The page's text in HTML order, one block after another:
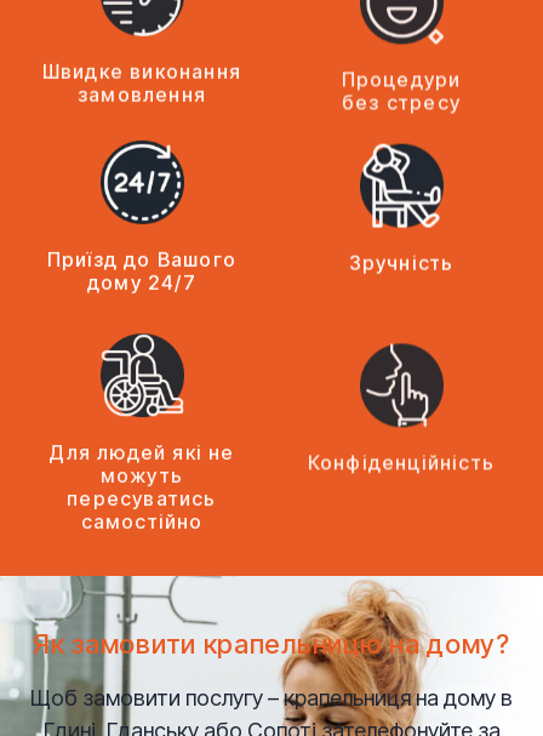
Швидке виконання
замовлення
без стресу
Приїзд до Вашого
дому 24/7
Зручність
можуть
пересуватись
самостійно
Як замовити крапельницю на дому?
Щоб замовити послугу – крапельниця на дому в
Гдині, Гданську або Сопоті зателефонуйте за